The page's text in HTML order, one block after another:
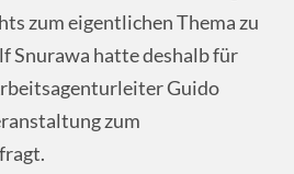
zum eigentlichen Thema zu
Snurawa hatte deshalb für
Guido
zum